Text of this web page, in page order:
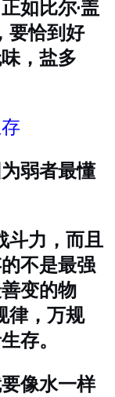
如比尔·盖
要恰到好
，盐多
弱者最懂
斗力，而且
不是最强
变的物
律，万规
存。
像水一样